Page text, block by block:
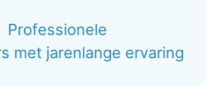
Professionele
met jarenlange ervaring